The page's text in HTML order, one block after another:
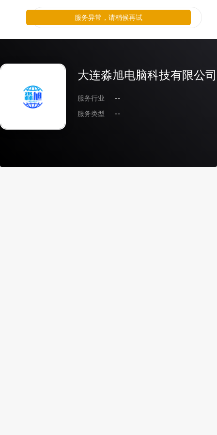
大连淼旭电脑科技有限公司
服务行业
--
服务类型
--
服务异常，请稍候再试